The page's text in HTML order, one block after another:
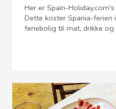
Her er Spain-
Dette koster Spania-ferien
feriebolig til mat, drikke og